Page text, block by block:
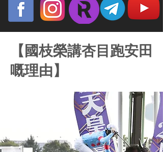
【國枝榮講杏目跑安田
嘅理由】